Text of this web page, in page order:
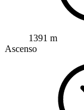
1391 m
Ascenso